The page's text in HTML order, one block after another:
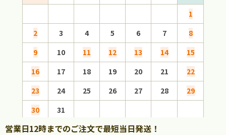
1
2
3 4 5 6 7
8
9
10 11 12 13 14
15
16
17 18 19 20 21
22
23
24 25 26 27 28
29
30
31
営業日12時までのご注文で最短当日発送！